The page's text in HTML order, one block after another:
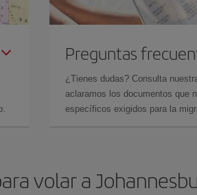
Preguntas
¿Tienes dudas? Consulta
aclaramos los documentos que
específicos exigidos para la
volar a